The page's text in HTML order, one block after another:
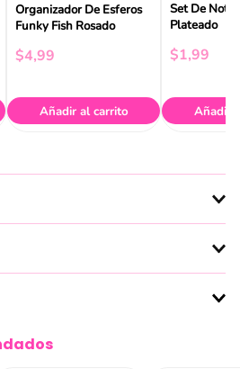
Organizador De Esferos
Funky Fish Rosado
$4,99
Añadir al carrito
Set De
Plateado
$1,99
Añadir